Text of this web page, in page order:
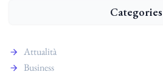
Categories
Attualità
Business